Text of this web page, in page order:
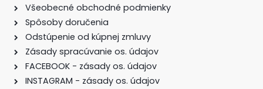
Všeobecné obchodné podmienky
Spôsoby doručenia
Odstúpenie od kúpnej zmluvy
Zásady spracúvanie os. údajov
FACEBOOK - zásady os. údajov
INSTAGRAM - zásady os. údajov